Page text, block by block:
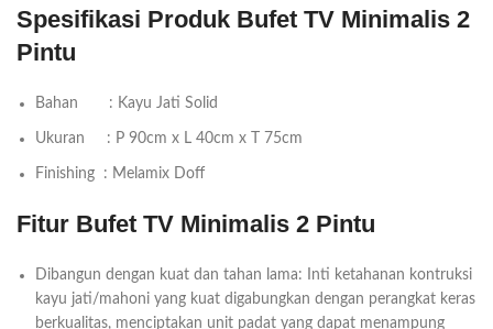
Spesifikasi Produk Bufet TV Minimalis 2
Pintu
Bahan : Kayu Jati Solid
Ukuran : P 90cm x L 40cm x T 75cm
Finishing : Melamix Doff
Fitur Bufet TV Minimalis 2 Pintu
Dibangun dengan kuat dan tahan lama: Inti ketahanan kontruksi
kayu jati/mahoni yang kuat digabungkan dengan perangkat keras
berkualitas, menciptakan unit padat yang dapat menampung